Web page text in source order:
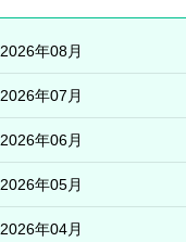
2026年08月
2026年07月
2026年06月
2026年05月
2026年04月